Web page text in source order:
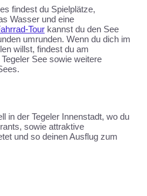
findest du Spielplätze,
Wasser und eine
Tour kannst du den See
umrunden. Wenn du dich im
willst, findest du am
See sowie weitere
in der Tegeler Innenstadt, wo du
sowie attraktive
und so deinen Ausflug zum